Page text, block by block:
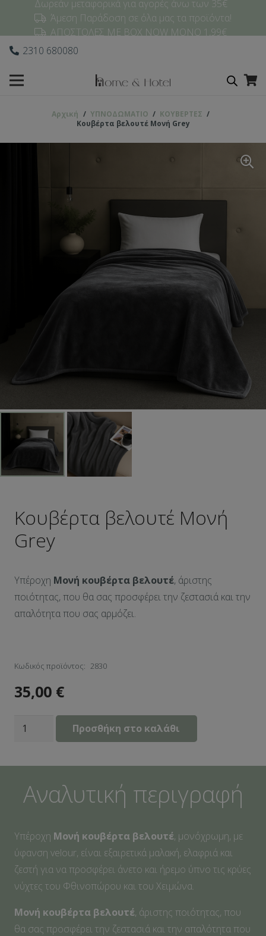
Δωρεάν μεταφορικά για αγορές άνω των 35€
Άμεση Παράδοση σε όλα μας τα προϊόντα!
ΑΠΟΣΤΟΛΕΣ ΜΕ BOX NOW ΜΟΝΟ 1,99€
2310 680080
Αρχική / ΥΠΝΟΔΩΜΑΤΙO / ΚΟΥΒΕΡΤΕΣ /
Κουβέρτα βελουτέ Μονή Grey
Κουβέρτα βελουτέ Μονή
Grey
Υπέροχη Μονή κουβέρτα βελουτέ, άριστης
ποιότητας, που θα σας προσφέρει την ζεστασιά και την
απαλότητα που σας αρμόζει.
Κωδικός προϊόντος: 2830
35,00 €
Κουβέρτα
ποσότητα
Προσθήκη στο καλάθι
Αναλυτική περιγραφή
Υπέροχη Μονή κουβέρτα βελουτέ, μονόχρωμη, με
ύφανση velour, είναι εξαιρετικά μαλακή, ελαφριά και
ζεστή για να προσφέρει άνετο και ήρεμο ύπνο τις κρύες
νύχτες του Φθινοπώρου και του Χειμώνα.
Μονή κουβέρτα βελουτέ, άριστης ποιότητας, που
θα σας προσφέρει την ζεστασιά και την απαλότητα που